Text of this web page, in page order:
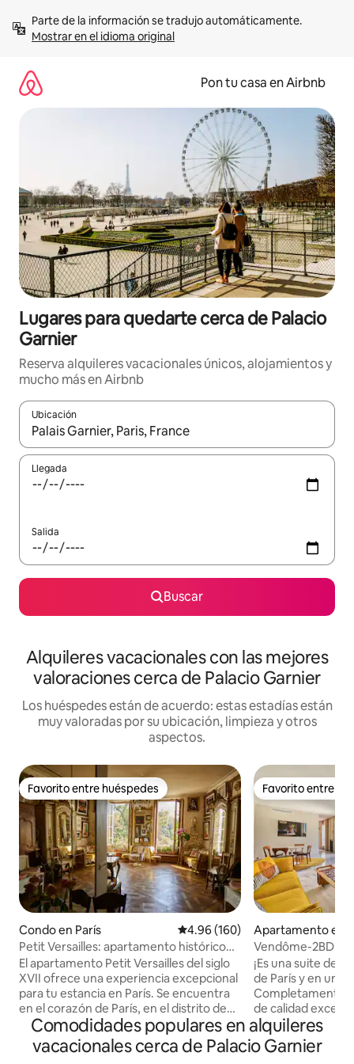
contenidoMostrar en el idioma original
Pon tu casa en Airbnb
Lugares para quedarte cerca de Palacio
Garnier
Reserva alquileres vacacionales únicos, alojamientos y
mucho más en Airbnb
Ubicación
Cuando los resultados estén disponibles, navega con las
Llegada
Salida
Buscar
Alquileres vacacionales con las mejores
valoraciones cerca de Palacio Garnier
Los huéspedes están de acuerdo: estas estadías están
muy valoradas por su ubicación, limpieza y otros
aspectos.
Favorito entre huéspedes
Favorito entre huéspedes
Condo en París Calificación promedio: 4.96 de
4.96 (160)
Petit Versailles: apartamento histórico
en el centro de París
El apartamento Petit Versailles del siglo
XVII ofrece una experiencia excepcional
para tu estancia en París. Se encuentra
en el corazón de París, en el distrito de
Marais, en Rue du Temple, una de las
calles más antiguas de la ciudad, con una
vista excepcional de la Plaza del Templo.
Favorito entre
Favorito entre
Apartamento en
Vendôme-2BDR
muy tranquilo
¡Es una suite de
de París y en una
Completamente
de calidad
atención al
propietarios
exigentes. Con 6
Comodidades populares en alquileres
vacacionales cerca de Palacio Garnier